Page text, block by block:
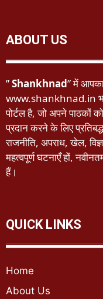
ABOUT US
”Shankhnad” में
www.shankhnad.in
पोर्टल है, जो अपने पाठकों
प्रदान करने के लिए
राजनीति, अपराध, खेल,
महत्वपूर्ण घटनाएँ हों,
हैं।
QUICK LINKS
Home
About Us